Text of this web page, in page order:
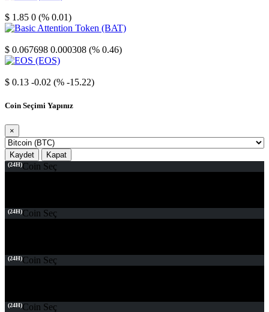
$ 1.85 0 (% 0.01)
$ 0.067698 0.000308 (% 0.46)
$ 0.13 -0.02 (% -15.22)
Coin Seçimi Yapınız
×
Kaydet Kapat
(24H)Coin Seç
(24H)Coin Seç
(24H)Coin Seç
(24H)Coin Seç